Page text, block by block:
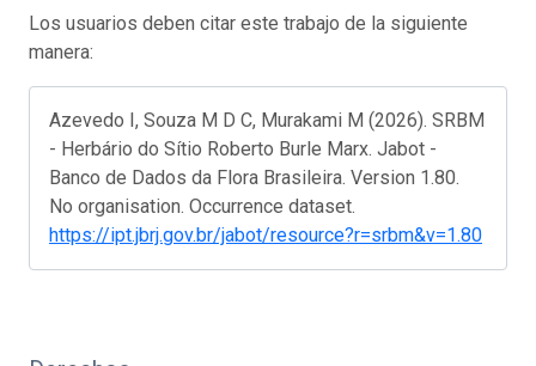
Los usuarios deben citar este trabajo de la siguiente
manera:
Azevedo I, Souza M D C, Murakami M (2026). SRBM
- Herbário do Sítio Roberto Burle Marx. Jabot -
Banco de Dados da Flora Brasileira. Version 1.80.
No organisation. Occurrence dataset.
https://ipt.jbrj.gov.br/jabot/resource?r=srbm&v=1.80